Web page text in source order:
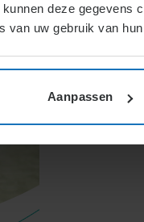
deze gegevens
van uw gebruik van
Aanpassen